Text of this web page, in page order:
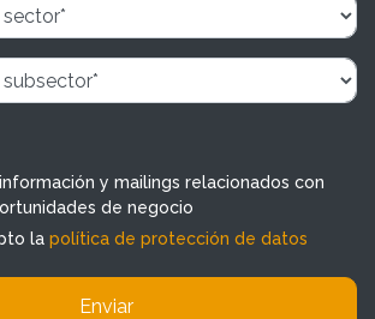
y mailings relacionados con
de negocio
la política de protección de datos
Enviar